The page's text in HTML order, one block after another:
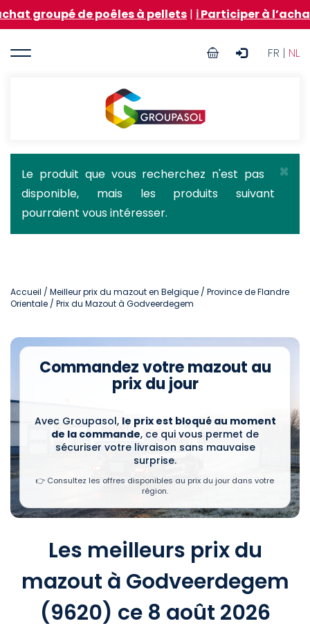
Aller
au
principal
de poêles à pellets|ℹ️ Participer à l’achat
FR | NL
User
Groupasol
×
Message
d'état
Le produit que vous recherchez n'est pas
disponible, mais les produits suivant
pourraient vous intéresser.
Accueil / Meilleur prix du mazout en Belgique / Province de Flandre
Orientale / Prix du Mazout à Godveerdegem
Commandez votre mazout au
prix du jour
Avec Groupasol, le prix est bloqué au moment
de la commande, ce qui vous permet de
sécuriser votre livraison sans mauvaise
surprise.
👉 Consultez les offres disponibles au prix du jour dans votre
région.
Les meilleurs prix du
mazout à Godveerdegem
(9620) ce 8 août 2026